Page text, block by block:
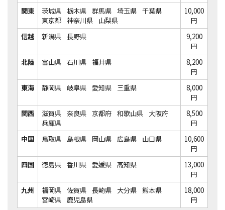
関東
茨城県 栃木県 群馬県 埼玉県 千葉県
東京都
神奈川県 山梨県
10,000
円
信越
新潟県 長野県
9,200
円
北陸
富山県 石川県 福井県
8,200
円
東海
静岡県 岐阜県 愛知県 三重県
8,000
円
関西
滋賀県 奈良県 京都府 和歌山県
大阪府
兵庫県
8,500
円
中国
鳥取県 島根県 岡山県 広島県 山口県
10,600
円
四国
徳島県 香川県 愛媛県 高知県
13,000
円
九州
福岡県 佐賀県 長崎県 大分県 熊本県
宮崎県 鹿児島県
18,000
円